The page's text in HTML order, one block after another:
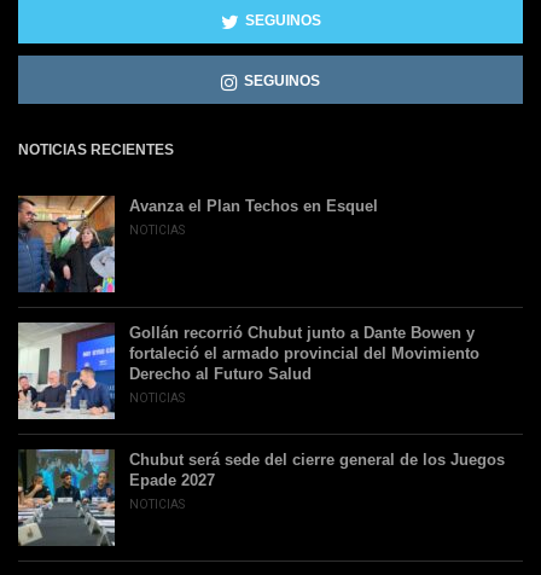
SEGUINOS
SEGUINOS
NOTICIAS RECIENTES
Avanza el Plan Techos en Esquel
NOTICIAS
Gollán recorrió Chubut junto a Dante Bowen y
fortaleció el armado provincial del Movimiento
Derecho al Futuro Salud
NOTICIAS
Chubut será sede del cierre general de los Juegos
Epade 2027
NOTICIAS